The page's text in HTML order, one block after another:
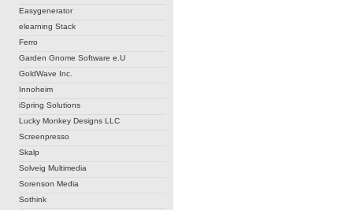
Easygenerator
elearning Stack
Ferro
Garden Gnome Software e.U
GoldWave Inc.
Innoheim
iSpring Solutions
Lucky Monkey Designs LLC
Screenpresso
Skalp
Solveig Multimedia
Sorenson Media
Sothink